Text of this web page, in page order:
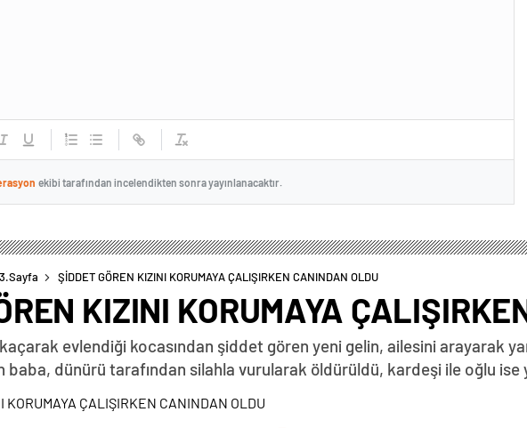
ekibi tarafından incelendikten sonra yayınlanacaktır.
3.Sayfa ŞİDDET GÖREN KIZINI KORUMAYA ÇALIŞIRKEN CANINDAN OLDU
KIZINI KORUMAYA
kaçarak evlendiği kocasından şiddet gören yeni gelin, ailesini arayarak
baba, dünürü tarafından silahla vurularak öldürüldü, kardeşi ile oğlu ise